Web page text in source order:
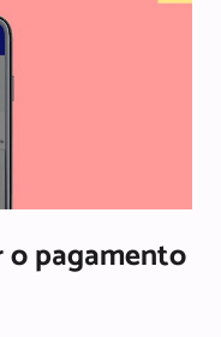
o pagamento